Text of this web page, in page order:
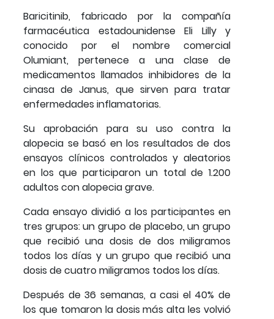
Baricitinib, fabricado por la compañía
farmacéutica estadounidense Eli Lilly y
conocido por el nombre comercial
Olumiant, pertenece a una clase de
medicamentos llamados inhibidores de la
cinasa de Janus, que sirven para tratar
enfermedades inflamatorias.
Su aprobación para su uso contra la
alopecia se basó en los resultados de dos
ensayos clínicos controlados y aleatorios
en los que participaron un total de 1.200
adultos con alopecia grave.
Cada ensayo dividió a los participantes en
tres grupos: un grupo de placebo, un grupo
que recibió una dosis de dos miligramos
todos los días y un grupo que recibió una
dosis de cuatro miligramos todos los días.
Después de 36 semanas, a casi el 40% de
los que tomaron la dosis más alta les volvió